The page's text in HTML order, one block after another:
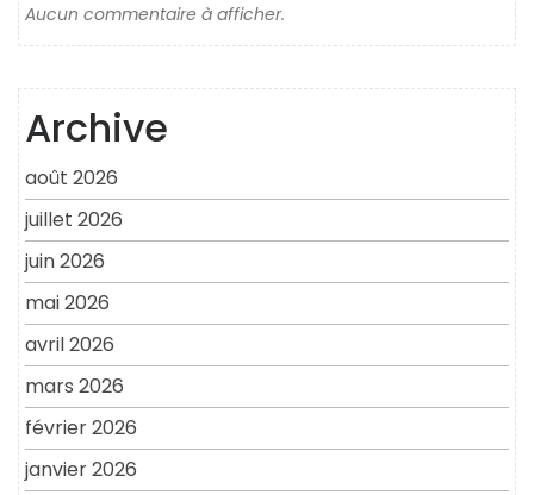
Aucun commentaire à afficher.
Archive
août 2026
juillet 2026
juin 2026
mai 2026
avril 2026
mars 2026
février 2026
janvier 2026